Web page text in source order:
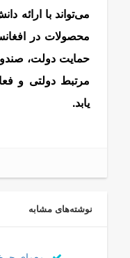
می‌تواند با ارائه
محصولات در
حمایت دولت،
مرتبط دولتی و
یابد.
نوشته‌های مشابه